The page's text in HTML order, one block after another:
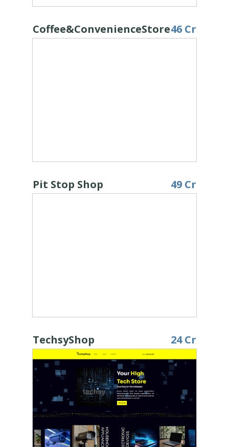
Coffee&ConvenienceStore46 Cr
Pit Stop Shop 49 Cr
TechsyShop 24 Cr